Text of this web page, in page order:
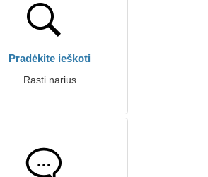
Pradėkite ieškoti
Rasti narius